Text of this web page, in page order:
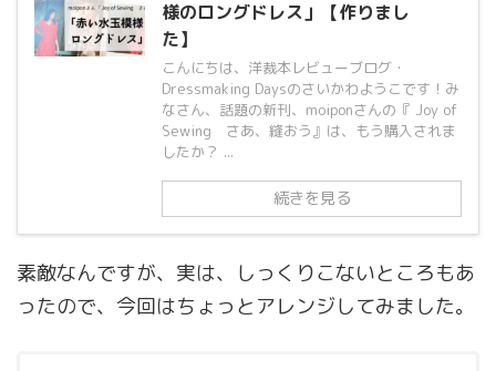
様のロングドレス」【作りまし
た】
こんにちは、洋裁本レビューブログ・
Dressmaking Daysのさいかわようこです！み
なさん、話題の新刊、moiponさんの『 Joy of
Sewing さあ、縫おう』は、もう購入されま
したか？ ...
続きを見る
素敵なんですが、実は、しっくりこないところもあ
ったので、今回はちょっとアレンジしてみました。